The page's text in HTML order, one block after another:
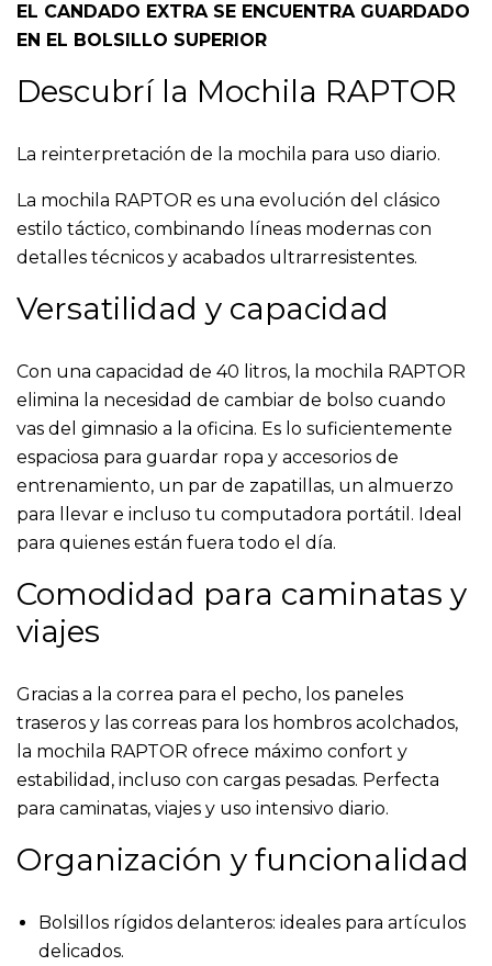
EL CANDADO EXTRA SE ENCUENTRA GUARDADO
EN EL BOLSILLO SUPERIOR
Descubrí la Mochila RAPTOR
La reinterpretación de la mochila para uso diario.
La mochila RAPTOR es una evolución del clásico
estilo táctico, combinando líneas modernas con
detalles técnicos y acabados ultrarresistentes.
Versatilidad y capacidad
Con una capacidad de 40 litros, la mochila RAPTOR
elimina la necesidad de cambiar de bolso cuando
vas del gimnasio a la oficina. Es lo suficientemente
espaciosa para guardar ropa y accesorios de
entrenamiento, un par de zapatillas, un almuerzo
para llevar e incluso tu computadora portátil. Ideal
para quienes están fuera todo el día.
Comodidad para caminatas y
viajes
Gracias a la correa para el pecho, los paneles
traseros y las correas para los hombros acolchados,
la mochila RAPTOR ofrece máximo confort y
estabilidad, incluso con cargas pesadas. Perfecta
para caminatas, viajes y uso intensivo diario.
Organización y funcionalidad
Bolsillos rígidos delanteros: ideales para artículos
delicados.